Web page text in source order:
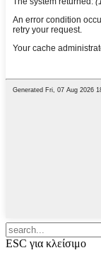
ESC για κλείσιμο